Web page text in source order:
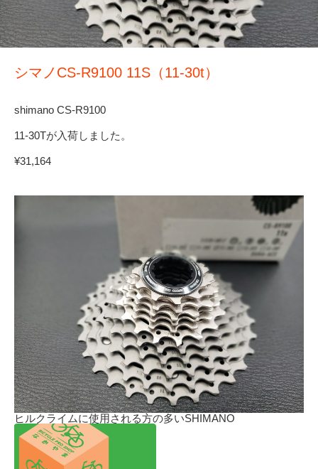
シマノCS-R9100 11S（11-30t）
shimano CS-R9100
11-30Tが入荷しました。
¥31,164
ヒルクライムに使用される方の多いSHIMANO